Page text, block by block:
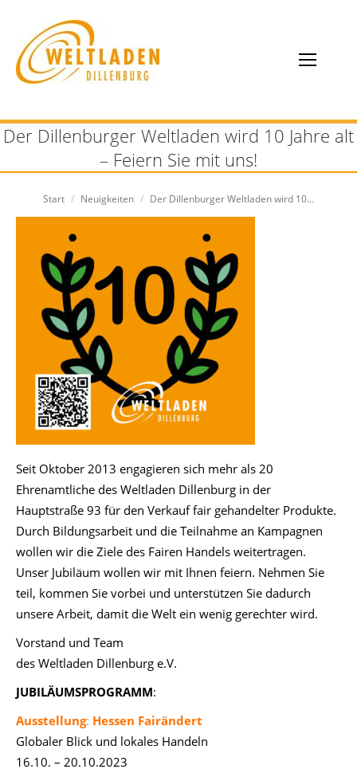
Der Dillenburger Weltladen wird 10 Jahre alt
– Feiern Sie mit uns!
Sie befinden sich hier:
Start Neuigkeiten Der Dillenburger Weltladen wird 10…
Seit Oktober 2013 engagieren sich mehr als 20
Ehrenamtliche des Weltladen Dillenburg in der
Hauptstraße 93 für den Verkauf fair gehandelter Produkte.
Durch Bildungsarbeit und die Teilnahme an Kampagnen
wollen wir die Ziele des Fairen Handels weitertragen.
Unser Jubiläum wollen wir mit Ihnen feiern. Nehmen Sie
teil, kommen Sie vorbei und unterstützen Sie dadurch
unsere Arbeit, damit die Welt ein wenig gerechter wird.
Vorstand und Team
des Weltladen Dillenburg e.V.
JUBILÄUMSPROGRAMM:
Ausstellung: Hessen Fairändert
Globaler Blick und lokales Handeln
16.10. – 20.10.2023